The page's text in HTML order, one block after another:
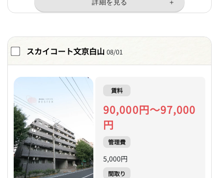
スカイコート文京白山 08/01
賃料
90,000円～97,000
円
管理費
5,000円
間取り